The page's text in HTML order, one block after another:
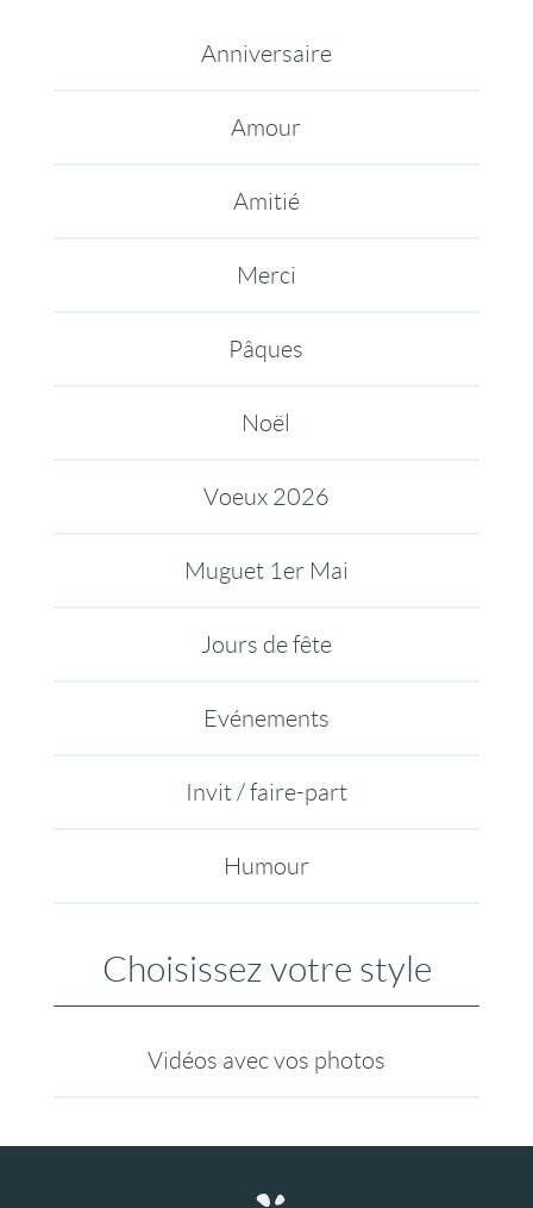
Anniversaire
Amour
Amitié
Merci
Pâques
Noël
Voeux 2026
Muguet 1er Mai
Jours de fête
Evénements
Invit / faire-part
Humour
Choisissez votre style
Vidéos avec vos photos